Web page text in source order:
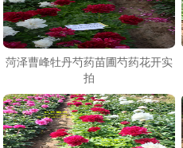
菏泽曹峰牡丹芍药苗圃芍药花开实
拍